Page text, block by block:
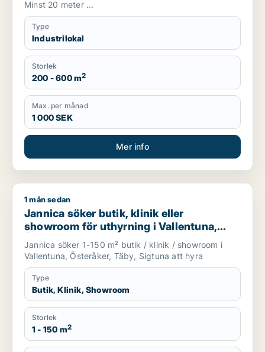
Minst 20 meter ...
Type
Industrilokal
Storlek
200 - 600 m2
Max. per månad
1 000 SEK
Mer info
Jannica söker butik, klinik eller showroom för uthyrning i
1 mån sedan
Jannica söker butik, klinik eller
showroom för uthyrning i Vallentuna,
Österåker eller Täby m.fl.
Jannica söker 1-150 m² butik / klinik / showroom i
Vallentuna, Österåker, Täby, Sigtuna att hyra
Type
Butik, Klinik, Showroom
Storlek
1 - 150 m2